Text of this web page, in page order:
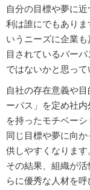
自分の目標や夢に
利は誰にでもあり
いうニーズに企業
目されているパー
ではないかと思って
自社の存在意義や
ーパス」を定め社
を持ったモチベー
同じ目標や夢に向
供しやすくなります
その結果、組織が
らに優秀な人材を